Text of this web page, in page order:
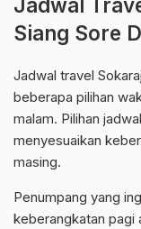
Jadwal
Siang Sore
Jadwal travel
beberapa pilihan
malam. Pilihan
menyesuaikan
masing.
Penumpang yang
keberangkatan pagi